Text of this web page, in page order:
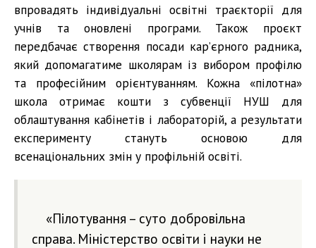
впровадять індивідуальні освітні траєкторії для
учнів та оновлені програми. Також проєкт
передбачає створення посади кар’єрного радника,
який допомагатиме школярам із вибором профілю
та професійним орієнтуванням. Кожна «пілотна»
школа отримає кошти з субвенції НУШ для
облаштування кабінетів і лабораторій, а результати
експерименту стануть основою для
всенаціональних змін у профільній освіті.
«Пілотування – суто добровільна
справа. Міністерство освіти і науки не